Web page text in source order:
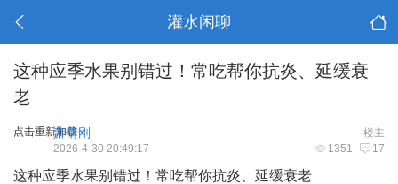
灌水闲聊
这种应季水果别错过！常吃帮你抗炎、延缓衰
老
点击重新加载 楼主
萧倩刚
1351 17
2026-4-30 20:49:17
这种应季水果别错过！常吃帮你抗炎、延缓衰老